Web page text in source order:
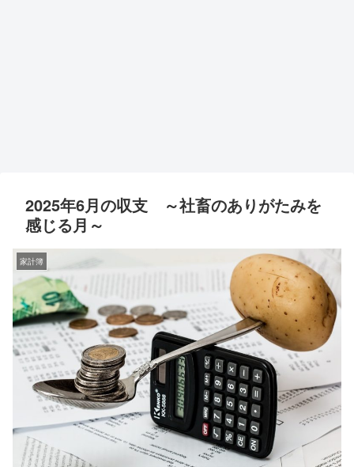
2025年6月の収支 ～社畜のありがたみを
感じる月～
家計簿